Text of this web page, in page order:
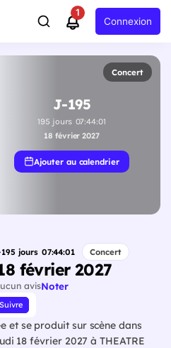
1
Connexion
Concert
J-195
195jours 07:44:00
18 février 2027
Ajouter au calendrier
·195 jours 07:44:00 Concert
février 2027
avisNoter
Suivre
et se produit sur scène dans
18 février 2027 à THEATRE